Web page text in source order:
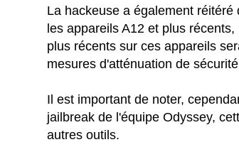
La hackeuse a également
les appareils A12 et plus
plus récents sur ces appareils
mesures d'atténuation de
Il est important de noter,
jailbreak de l'équipe Odyssey,
autres outils.